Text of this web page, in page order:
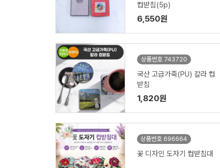
컵받침(5p)
6,550원
상품번호 743720
국산 고급가죽(PU) 칼라 컵
받침
1,820원
상품번호 696664
꽃 디자인 도자기 컵받침대